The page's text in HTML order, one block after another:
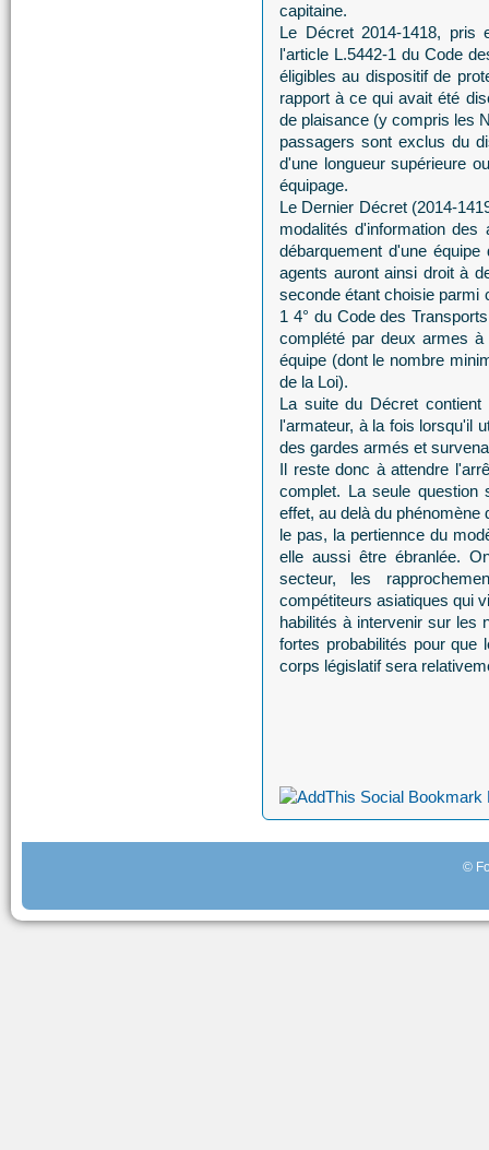
capitaine.
Le Décret 2014-1418, pris
l'article L.5442-1 du Code
éligibles au dispositif de
rapport à ce qui avait été
de plaisance (y compris les
passagers sont exclus du
d'une longueur supérieure
équipage.
Le Dernier Décret (2014-
modalités d'information
débarquement d'une
agents auront ainsi droit à
seconde étant choisie parmi
1 4° du Code des
complété par deux armes
équipe (dont le nombre
de la Loi).
La suite du Décret
l'armateur, à la fois lorsqu'il
des gardes armés et
Il reste donc à attendre
complet. La seule
effet, au delà du
le pas, la pertiennce du
elle aussi être ébranlée.
secteur, les
compétiteurs asiatiques qui
habilités à intervenir sur les
fortes probabilités pour que
corps législatif sera
©